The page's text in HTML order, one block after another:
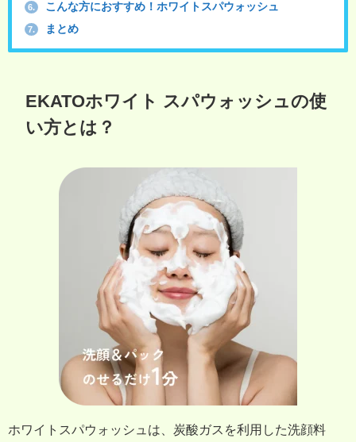
6. こんな方におすすめ！ホワイトスパウォッシュ
7. まとめ
EKATOホワイト スパウォッシュの使
い方とは？
ホワイトスパウォッシュは、炭酸ガスを利用した洗顔料